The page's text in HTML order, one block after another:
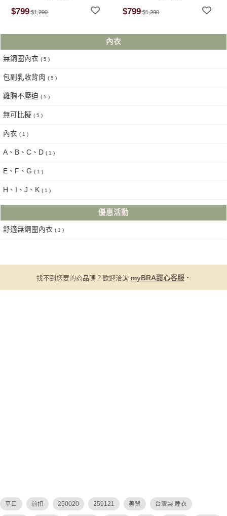
$799 $1,290 $799 $1,290
內衣
無鋼圈內衣 ( 5 )
包副乳收背肉 ( 5 )
雞胸不壓迫 ( 5 )
無可比擬 ( 5 )
內衣 ( 1 )
A、B、C、D ( 1 )
E、F、G ( 1 )
H、I、J、K ( 1 )
優惠活動
舒適無鋼圈內衣 ( 1 )
找不到您要的商品嗎？歡迎洽詢 myBRA甜心客服 ~
平口 前扣 250020 259121 美背 台灣製 睡衣